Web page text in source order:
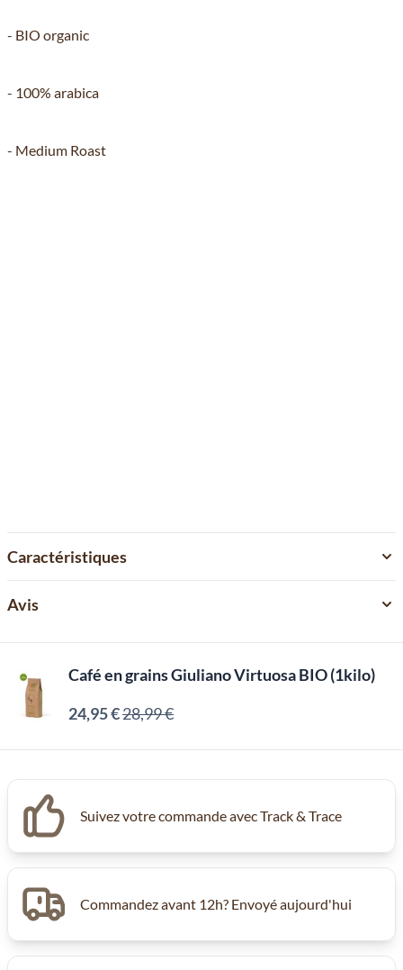
- BIO organic
- 100% arabica
- Medium Roast
Caractéristiques
Avis
Café en grains Giuliano Virtuosa BIO (1kilo)
24,95 €28,99 €
Suivez votre commande avec Track & Trace
Commandez avant 12h? Envoyé aujourd'hui